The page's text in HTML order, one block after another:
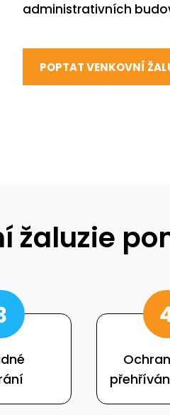
administrativních
POPTAT VENKOVNÍ
žaluzie